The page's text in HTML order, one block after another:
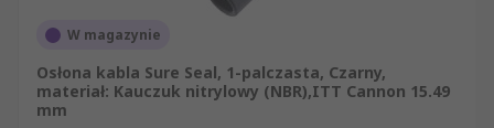
W magazynie
Osłona kabla Sure Seal, 1-palczasta, Czarny,
materiał: Kauczuk nitrylowy (NBR),ITT Cannon 15.49
mm